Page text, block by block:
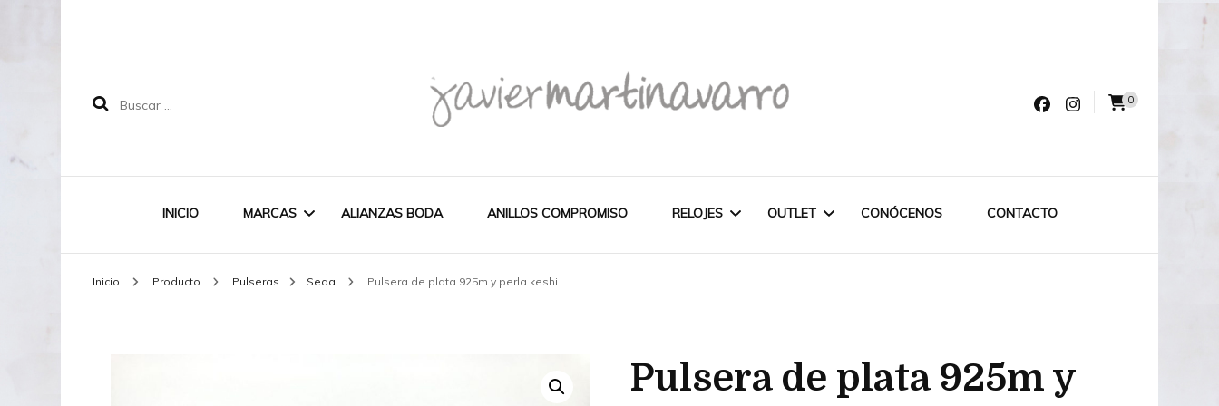
Buscar:
Joyería Javier Martinavarro
0
INICIO MARCAS ALIANZAS BODA ANILLOS COMPROMISO RELOJES
CASIO
OUTLET
OUTLET 75€
CONÓCENOS CONTACTO
Inicio Producto Pulseras Seda Pulsera de plata 925m y perla keshi
Pulsera de plata 925m y